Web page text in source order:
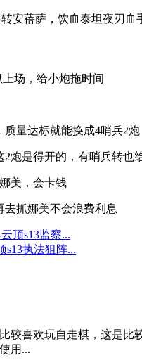
安蓓萨，饮血泰坦夜刃血
场，给小炮拖时间
质量达标就能换成4哨兵2炮
炮是得开的，有哨兵转也
美，会卡钱
去抓娜美不会浪费利息
顶s13监察...
s13执法狙阵...
较喜欢玩自走棋，这是
用...